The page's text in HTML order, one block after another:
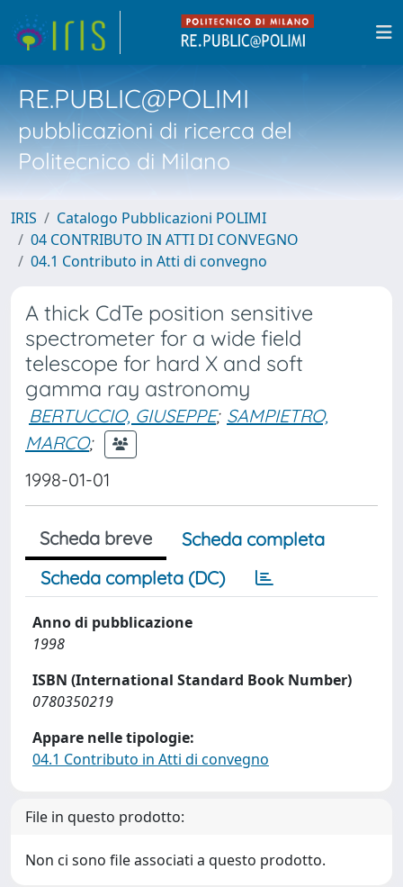
RE.PUBLIC@POLIMI
pubblicazioni di ricerca del
Politecnico di Milano
IRIS
Catalogo Pubblicazioni POLIMI
04 CONTRIBUTO IN ATTI DI CONVEGNO
04.1 Contributo in Atti di convegno
A thick CdTe position sensitive
spectrometer for a wide field
telescope for hard X and soft
gamma ray astronomy
BERTUCCIO, GIUSEPPE; SAMPIETRO,
MARCO;
1998-01-01
Scheda breve
Scheda completa
Scheda completa (DC)
Anno di pubblicazione
1998
ISBN (International Standard Book Number)
0780350219
Appare nelle tipologie:
04.1 Contributo in Atti di convegno
File in questo prodotto:
Non ci sono file associati a questo prodotto.